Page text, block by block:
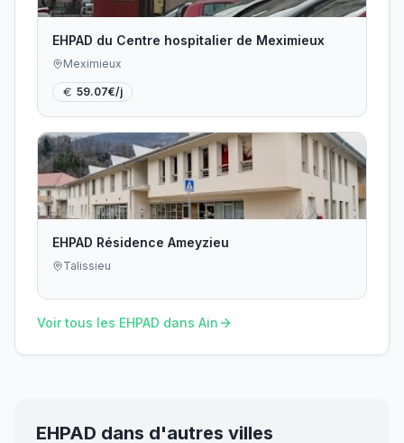
EHPAD du Centre hospitalier de Meximieux
Meximieux
59.07€/j
EHPAD Résidence Ameyzieu
Talissieu
Voir tous les EHPAD dans Ain
EHPAD dans d'autres villes